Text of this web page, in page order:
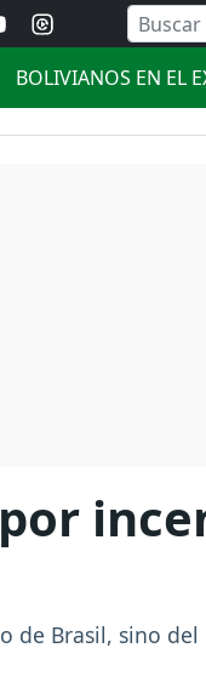
BOLIVIANOS EN EL
de Brasil, sino